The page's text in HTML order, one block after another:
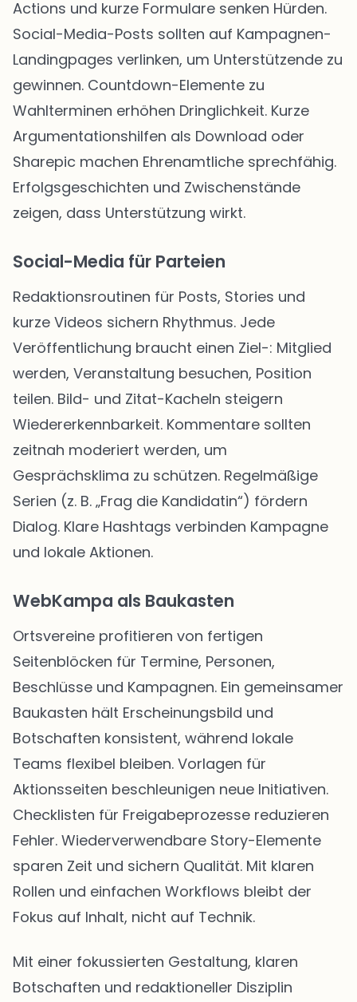
Actions und kurze Formulare senken Hürden.
Social-Media-Posts sollten auf Kampagnen-
Landingpages verlinken, um Unterstützende zu
gewinnen. Countdown-Elemente zu
Wahlterminen erhöhen Dringlichkeit. Kurze
Argumentationshilfen als Download oder
Sharepic machen Ehrenamtliche sprechfähig.
Erfolgsgeschichten und Zwischenstände
zeigen, dass Unterstützung wirkt.
Social-Media für Parteien
Redaktionsroutinen für Posts, Stories und
kurze Videos sichern Rhythmus. Jede
Veröffentlichung braucht einen Ziel-: Mitglied
werden, Veranstaltung besuchen, Position
teilen. Bild- und Zitat-Kacheln steigern
Wiedererkennbarkeit. Kommentare sollten
zeitnah moderiert werden, um
Gesprächsklima zu schützen. Regelmäßige
Serien (z. B. „Frag die Kandidatin“) fördern
Dialog. Klare Hashtags verbinden Kampagne
und lokale Aktionen.
WebKampa als Baukasten
Ortsvereine profitieren von fertigen
Seitenblöcken für Termine, Personen,
Beschlüsse und Kampagnen. Ein gemeinsamer
Baukasten hält Erscheinungsbild und
Botschaften konsistent, während lokale
Teams flexibel bleiben. Vorlagen für
Aktionsseiten beschleunigen neue Initiativen.
Checklisten für Freigabeprozesse reduzieren
Fehler. Wiederverwendbare Story-Elemente
sparen Zeit und sichern Qualität. Mit klaren
Rollen und einfachen Workflows bleibt der
Fokus auf Inhalt, nicht auf Technik.
Mit einer fokussierten Gestaltung, klaren
Botschaften und redaktioneller Disziplin